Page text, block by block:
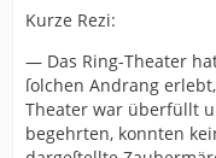
Kurze Rezi:
— Das Ring-Theater
ſolchen Andrang
Theater war überfüllt
begehrten, konnten